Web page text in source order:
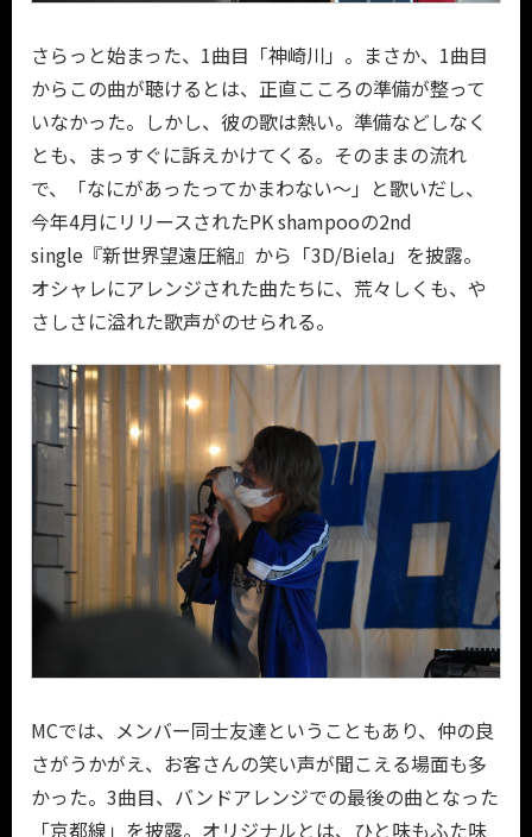
さらっと始まった、1曲目「神崎川」。まさか、1曲目
からこの曲が聴けるとは、正直こころの準備が整って
いなかった。しかし、彼の歌は熱い。準備などしなく
とも、まっすぐに訴えかけてくる。そのままの流れ
で、「なにがあったってかまわない～」と歌いだし、
今年4月にリリースされたPK shampooの2nd
single『新世界望遠圧縮』から「3D/Biela」を披露。
オシャレにアレンジされた曲たちに、荒々しくも、や
さしさに溢れた歌声がのせられる。
MCでは、メンバー同士友達ということもあり、仲の良
さがうかがえ、お客さんの笑い声が聞こえる場面も多
かった。3曲目、バンドアレンジでの最後の曲となった
「京都線」を披露。オリジナルとは、ひと味もふた味